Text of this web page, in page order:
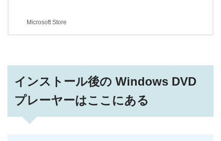
Microsoft Store
インストール後の Windows DVD
プレーヤーはここにある